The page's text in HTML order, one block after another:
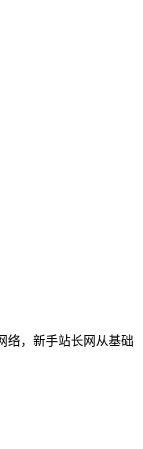
络，新手站长网从基础